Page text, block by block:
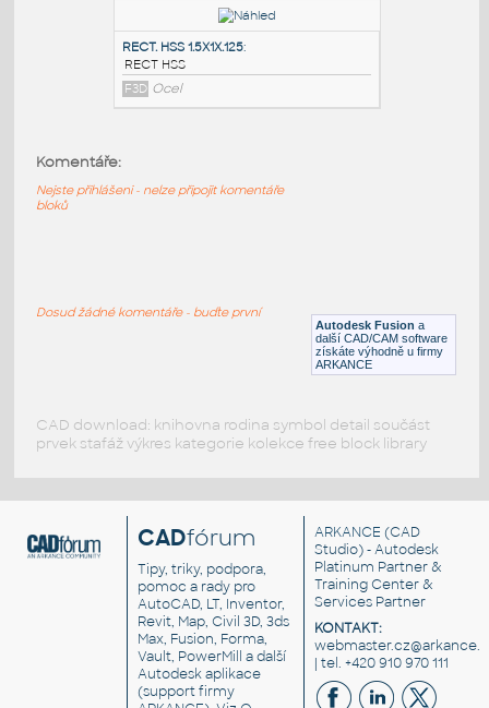
RECT. HSS 1.5X1X.100
RECT HSS
F3D Ocel
F3D Ocel
Autodesk Fusion a
další CAD/CAM software
získáte výhodně u firmy
ARKANCE
Komentáře:
Nejste přihlášeni - nelze připojit komentáře
bloků
Dosud žádné komentáře - buďte první
CAD download: knihovna rodina symbol detail součást
prvek stafáž výkres kategorie kolekce free block library
CADfórum
Tipy, triky, podpora,
pomoc a rady pro
AutoCAD, LT, Inventor,
Revit, Map, Civil 3D, 3ds
Max, Fusion, Forma,
Vault, PowerMill a další
Autodesk aplikace
(support firmy
ARKANCE (CAD
Studio) - Autodesk
Platinum Partner &
Training Center &
Services Partner
KONTAKT:
| tel. +420 910 970 111